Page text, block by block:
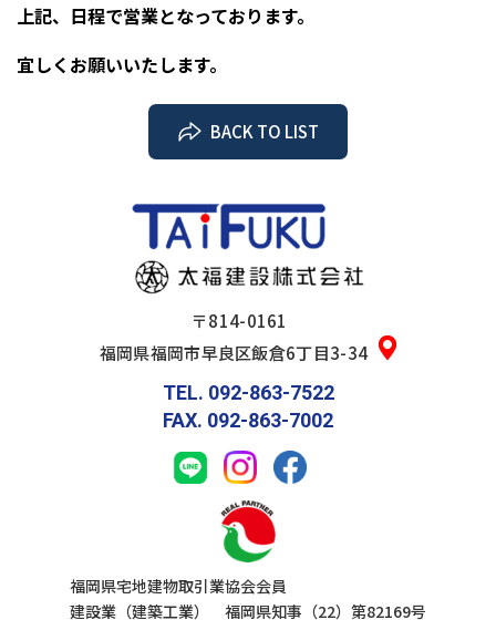
上記、日程で営業となっております。
宜しくお願いいたします。
BACK TO LIST
〒814-0161
福岡県福岡市早良区飯倉6丁目3-34
TEL. 092-863-7522
FAX. 092-863-7002
福岡県宅地建物取引業協会会員
建設業（建築工業） 福岡県知事（22）第82169号